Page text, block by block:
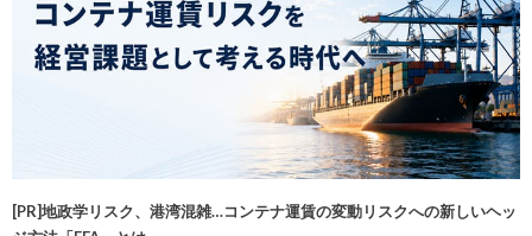
[PR]地政学リスク、港湾混雑…コンテナ運賃の変動リスクへの新しいヘッ